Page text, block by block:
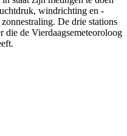
windrichting en -
De drie stations
die de Vierdaagsemeteoroloog